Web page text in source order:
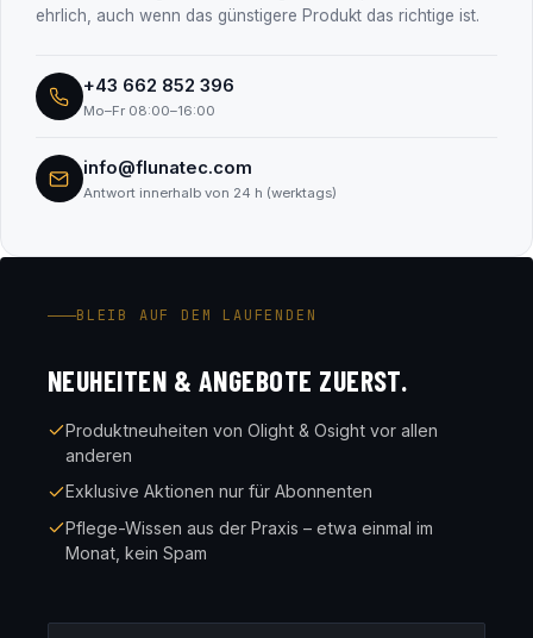
ehrlich, auch wenn das günstigere Produkt das richtige ist.
+43 662 852 396
Mo–Fr 08:00–16:00
info@flunatec.com
Antwort innerhalb von 24 h (werktags)
BLEIB AUF DEM LAUFENDEN
NEUHEITEN & ANGEBOTE ZUERST.
Produktneuheiten von Olight & Osight vor allen
anderen
Exklusive Aktionen nur für Abonnenten
Pflege-Wissen aus der Praxis – etwa einmal im
Monat, kein Spam